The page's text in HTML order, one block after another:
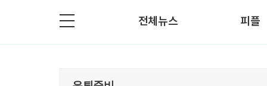
전체뉴스 피플